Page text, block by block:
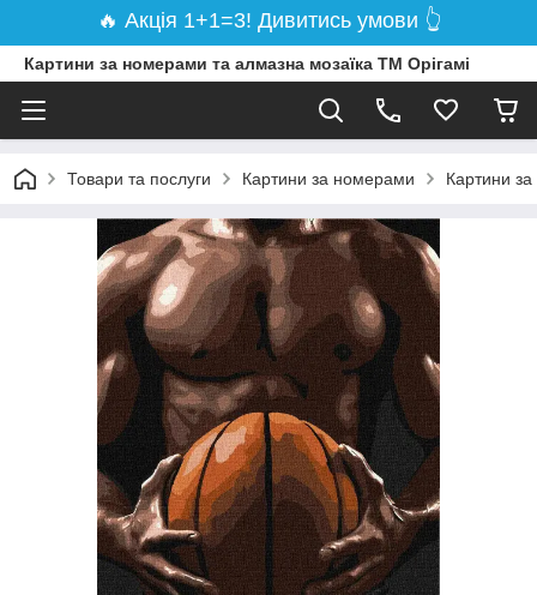
🔥 Акція 1+1=3! Дивитись умови 👆
Картини за номерами та алмазна мозаїка ТМ Орігамі
Товари та послуги Картини за номерами Картини